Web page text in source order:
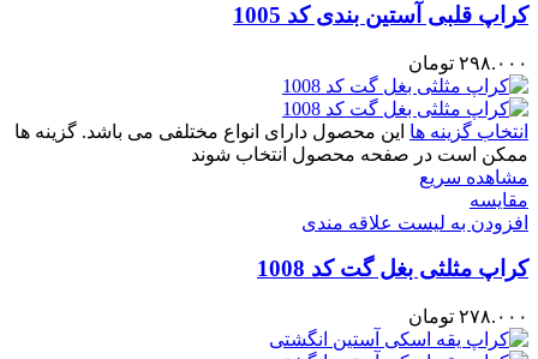
کراپ قلبی آستین بندی کد 1005
۲۹۸.۰۰۰ تومان
انتخاب گزینه ها این محصول دارای انواع مختلفی می باشد. گزینه ها
ممکن است در صفحه محصول انتخاب شوند
مشاهده سریع
مقایسه
افزودن به لیست علاقه مندی
کراپ مثلثی بغل گت کد 1008
۲۷۸.۰۰۰ تومان